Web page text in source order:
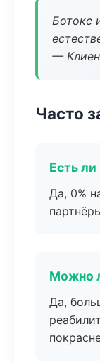
Ботокс
—
Часто
Есть ли
Да, 0%
Можно
Да,